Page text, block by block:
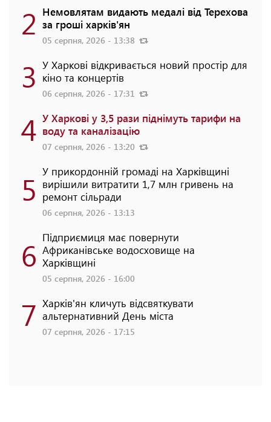
2 Немовлятам видають медалі від Терехова
за гроші харків'ян
05 серпня, 2026 - 13:38
3 У Харкові відкривається новий простір для
кіно та концертів
06 серпня, 2026 - 17:31
4 У Харкові у 3,5 рази піднімуть тарифи на
воду та каналізацію
07 серпня, 2026 - 13:20
5 У прикордонній громаді на Харківщині
вирішили витратити 1,7 млн гривень на
ремонт сільради
06 серпня, 2026 - 13:13
6 Підприємиця має повернути
Африканівське водосховище на
Харківщині
05 серпня, 2026 - 16:00
7 Харків'ян кличуть відсвяткувати
альтернативний День міста
07 серпня, 2026 - 17:15